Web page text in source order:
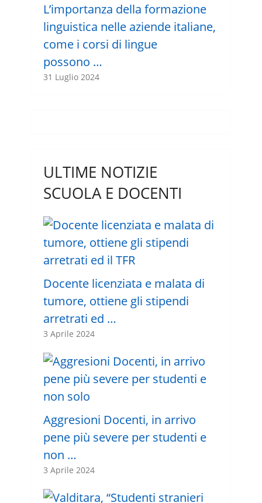
L’importanza della formazione
linguistica nelle aziende italiane,
come i corsi di lingue
possono …
31 Luglio 2024
ULTIME NOTIZIE
SCUOLA E DOCENTI
Docente licenziata e malata di
tumore, ottiene gli stipendi
arretrati ed …
3 Aprile 2024
Aggresioni Docenti, in arrivo
pene più severe per studenti e
non …
3 Aprile 2024